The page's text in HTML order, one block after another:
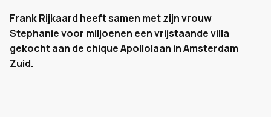
Frank Rijkaard heeft samen met zijn vrouw
Stephanie voor miljoenen een vrijstaande villa
gekocht aan de chique Apollolaan in Amsterdam
Zuid.